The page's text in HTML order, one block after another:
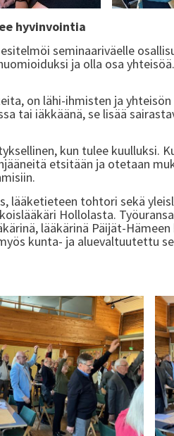
hyvinvointia
esitelmöi seminaariväelle
ja olla osa
on lähi-ihmisten ja
tai iäkkäänä, se lisää
kun tulee kuulluksi.
etsitään ja otetaan
lääketieteen tohtori sekä
Hollolasta.
lääkärinä Päijät-
kunta- ja aluevaltuutettu